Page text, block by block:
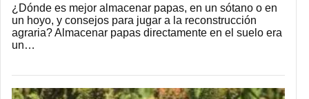
¿Dónde es mejor almacenar papas, en un sótano o en
un hoyo, y consejos para jugar a la reconstrucción
agraria? Almacenar papas directamente en el suelo era
un…